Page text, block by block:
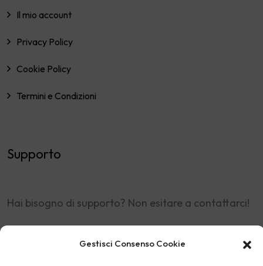
Gestisci Consenso Cookie
Il mio account
Privacy Policy
Cookie Policy
Termini e Condizioni
Supporto
Hai bisogno di supporto? Non esitare a contattarci!